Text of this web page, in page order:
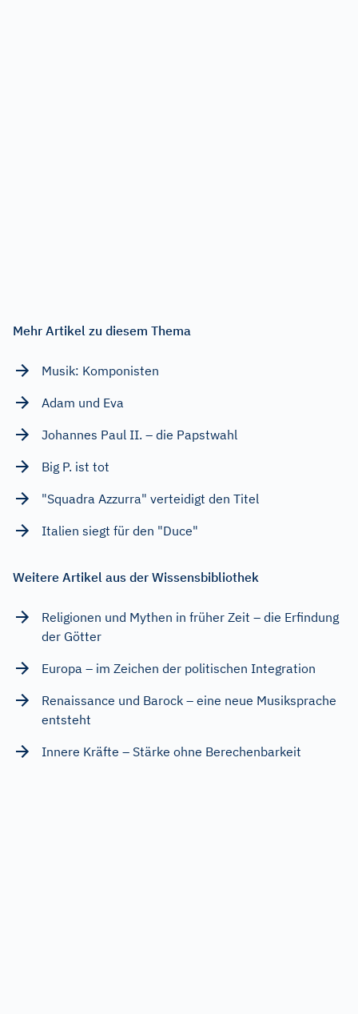
Mehr Artikel zu diesem Thema
Musik: Komponisten
Adam und Eva
Johannes Paul II. – die Papstwahl
Big P. ist tot
"Squadra Azzurra" verteidigt den Titel
Italien siegt für den "Duce"
Weitere Artikel aus der Wissensbibliothek
Religionen und Mythen in früher Zeit – die Erfindung
der Götter
Europa – im Zeichen der politischen Integration
Renaissance und Barock – eine neue Musiksprache
entsteht
Innere Kräfte – Stärke ohne Berechenbarkeit